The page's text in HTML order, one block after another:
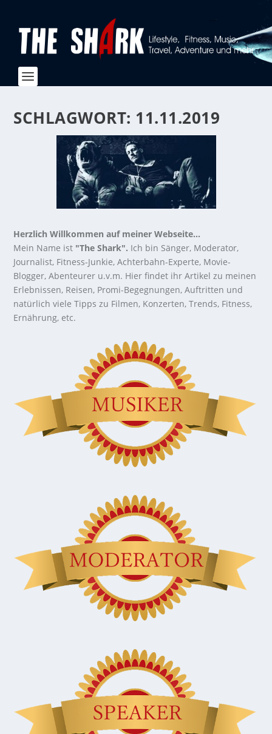
SCHLAGWORT: 11.11.2019
Herzlich Willkommen auf meiner Webseite...
Mein Name ist "The Shark". Ich bin Sänger, Moderator,
Journalist, Fitness-Junkie, Achterbahn-Experte, Movie-
Blogger, Abenteurer u.v.m. Hier findet ihr Artikel zu meinen
Erlebnissen, Reisen, Promi-Begegnungen, Auftritten und
natürlich viele Tipps zu Filmen, Konzerten, Trends, Fitness,
Ernährung, etc.